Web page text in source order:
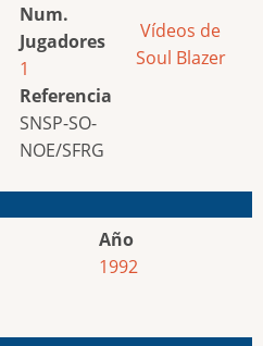
Num.
Jugadores
1
Referencia
SNSP-SO-
NOE/SFRG
Vídeos de
Soul Blazer
Año
1992